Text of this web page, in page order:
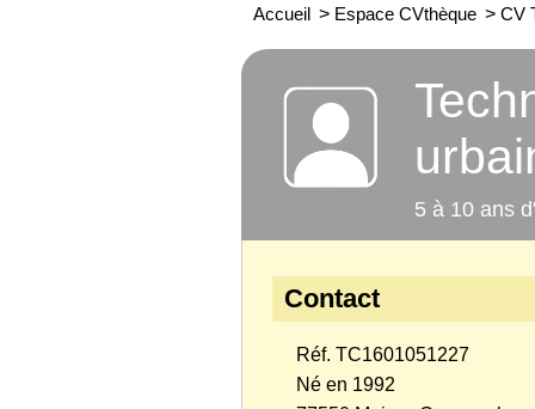
Accueil > Espace CVthèque > CV
5 à 10 ans
Contact
Réf. TC1601051227
Né en 1992